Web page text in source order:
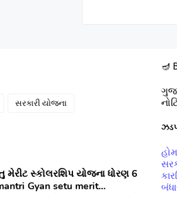
સરકારી યોજના
મેરીટ સ્કોલરશિપ યોજના ધોરણ 6
વિધાર્થીઓ
🪔
હોમ